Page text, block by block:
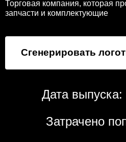
Торговая компания, которая
запчасти и комплектующие
Сгенерировать
Дата
Затрачено